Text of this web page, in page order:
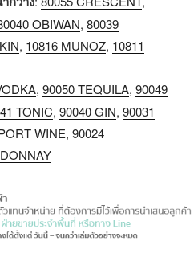
OBIWAN, 80039
, 10816 MUNOZ, 10811
, 90050 TEQUILA, 90049
TONIC, 90040 GIN, 90031
WINE, 90024